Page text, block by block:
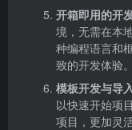
开箱即用的开
境，无需在本
种编程语言和
致的开发体验。
模板开发与导
以快速开始项
项目，更加灵